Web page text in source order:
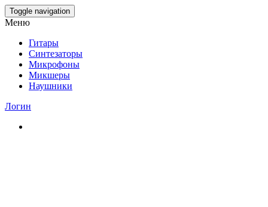
Skip
to
content
Toggle navigation
Меню
Гитары
Синтезаторы
Микрофоны
Микшеры
Наушники
Логин